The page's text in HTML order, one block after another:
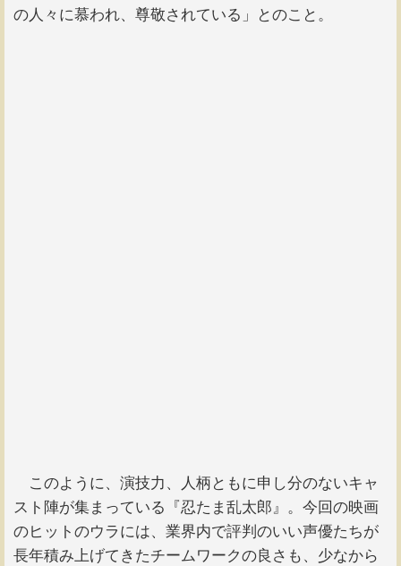
の人々に慕われ、尊敬されている」とのこと。
このように、演技力、人柄ともに申し分のないキャ
スト陣が集まっている『忍たま乱太郎』。今回の映画
のヒットのウラには、業界内で評判のいい声優たちが
長年積み上げてきたチームワークの良さも、少なから